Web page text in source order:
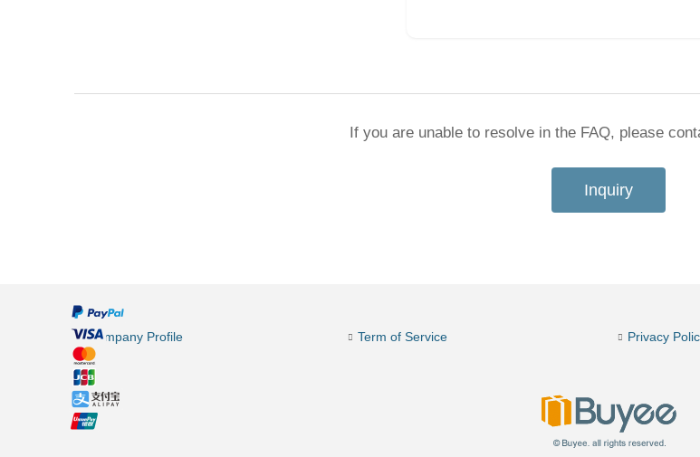
If you are unable to resolve in the FAQ, please
Inquiry
Company Profile Term of Service Privacy